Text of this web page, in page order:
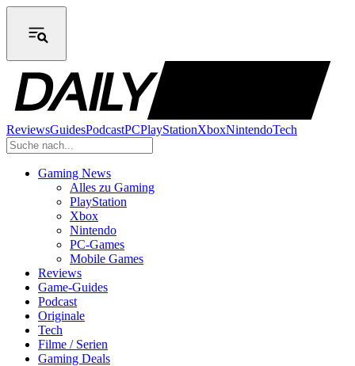
ReviewsGuidesPodcastPCPlayStationXboxNintendoTech
Gaming News
Alles zu Gaming
PlayStation
Xbox
Nintendo
PC-Games
Mobile Games
Reviews
Game-Guides
Podcast
Originale
Tech
Filme / Serien
Gaming Deals